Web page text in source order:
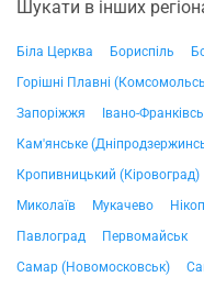
Шукати в інших
Біла Церква Бориспіль
Горішні Плавні
Запоріжжя
Івано-
Кам'янське
Кропивницький (Кіровоград)
Миколаїв
Мукачево
Павлоград
Первомайськ
Самар (Новомосковськ)